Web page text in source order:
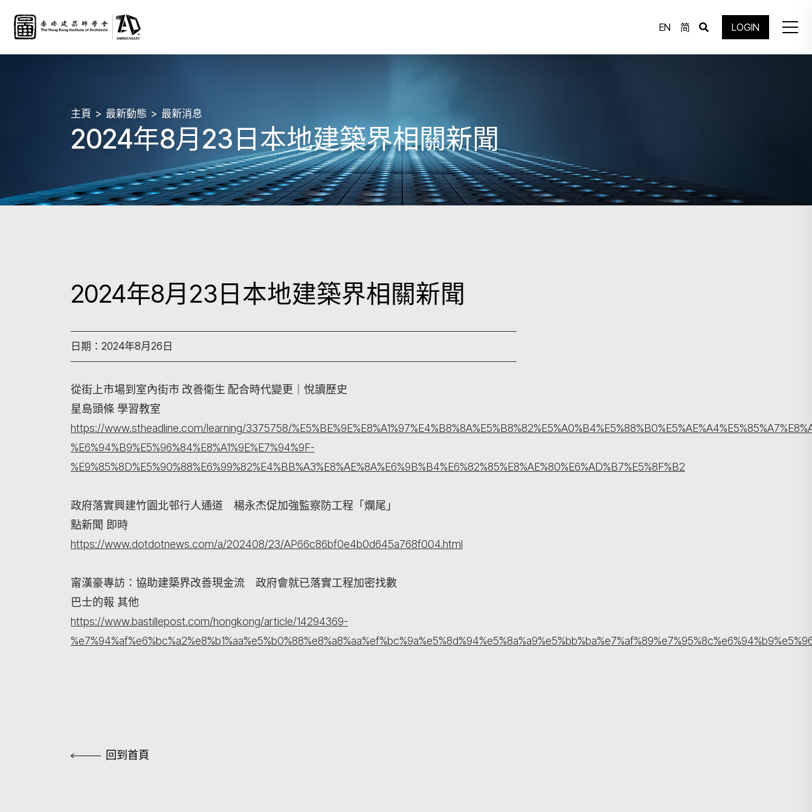
EN 简 LOGIN
主頁 最新動態 最新消息
2024年8月23日本地建築界相關新聞
2024年8月23日本地建築界相關新聞
日期：2024年8月26日
從街上市場到室內街市 改善衞生 配合時代變更｜悅讀歷史
星島頭條 學習教室
https://www.stheadline.com/learning/3375758/
%E6%94%B9%E5%96%84%E8%A1%9E%E7%94%9F-
%E9%85%8D%E5%90%88%E6%99%82%E4%BB%A3%E8%AE%8A%E6%9B%B4%E6%82%85%E8%AE%80%E6%AD%B7%E5%8F%B2
政府落實興建竹園北邨行人通道 楊永杰促加強監察防工程「爛尾」
點新聞 即時
https://www.dotdotnews.com/a/202408/23/AP66c86bf0e4b0d645a768f004.html
甯漢豪專訪：協助建築界改善現金流 政府會就已落實工程加密找數
巴士的報 其他
https://www.bastillepost.com/hongkong/article/14294369-
回到首頁